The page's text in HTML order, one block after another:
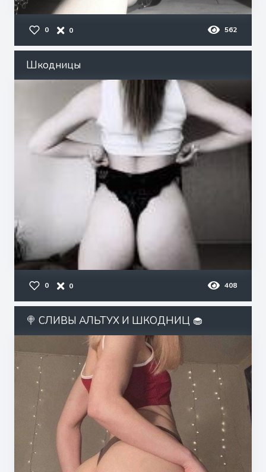
0 0 562
Шкодницы
0 0 408
🍭 СЛИВЫ АЛЬТУХ И ШКОДНИЦ 🧁